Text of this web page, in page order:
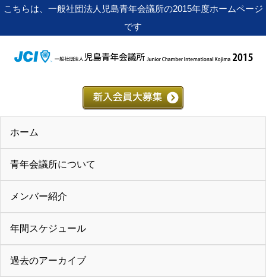
こちらは、一般社団法人児島青年会議所の2015年度ホームページ
です
ホーム
青年会議所について
メンバー紹介
年間スケジュール
過去のアーカイブ